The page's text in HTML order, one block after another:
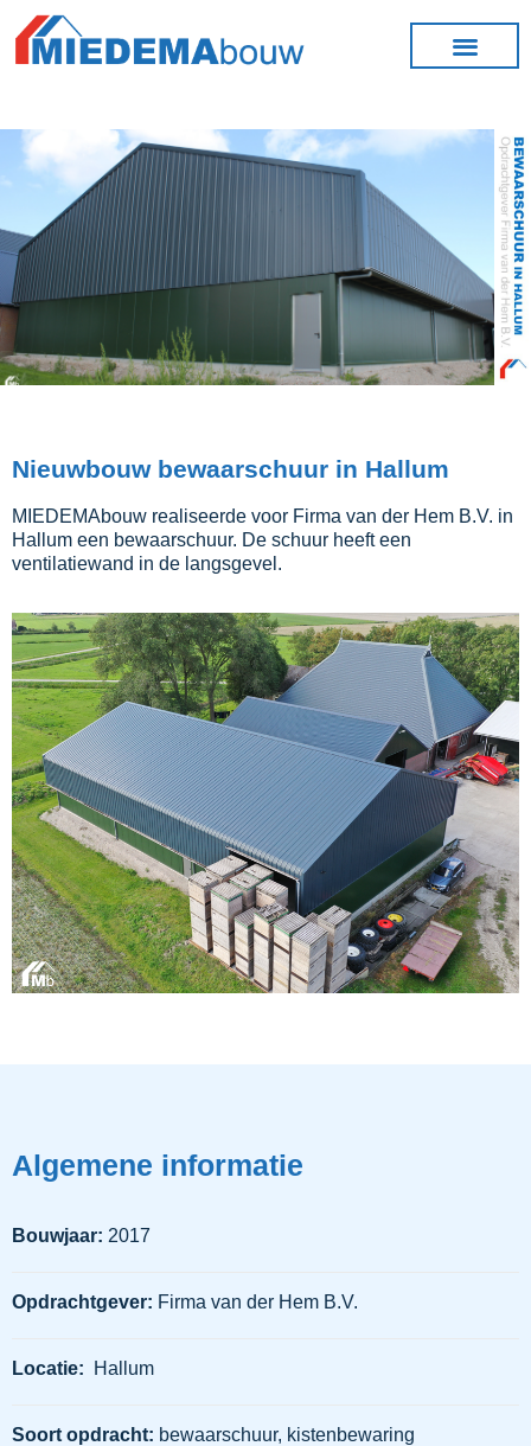
Nieuwbouw bewaarschuur in Hallum
MIEDEMAbouw realiseerde voor Firma van der Hem B.V. in
Hallum een bewaarschuur. De schuur heeft een
ventilatiewand in de langsgevel.
Algemene informatie
Bouwjaar: 2017
Opdrachtgever: Firma van der Hem B.V.
Locatie: Hallum
Soort opdracht: bewaarschuur, kistenbewaring